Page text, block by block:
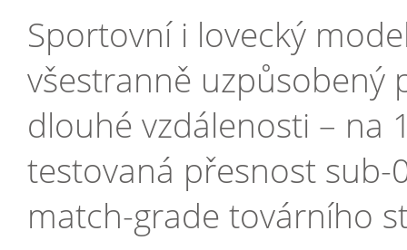
Sportovní i lovecký
všestranně uzpůsobený
dlouhé vzdálenosti – na
testovaná přesnost
match-grade továrního